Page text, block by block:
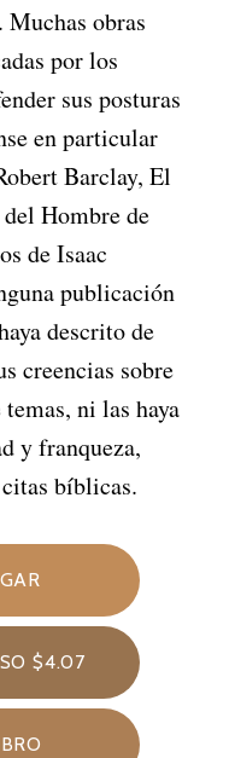
Muchas obras
por los
sus posturas
en particular
Barclay, El
Hombre de
de Isaac
publicación
descrito de
creencias sobre
ni las haya
y franqueza,
bíblicas.
$4.07